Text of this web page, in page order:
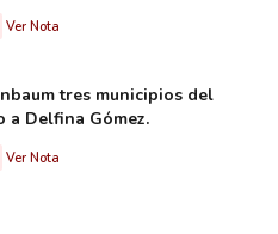
Ver Nota
tres municipios del
a Delfina Gómez.
Ver Nota